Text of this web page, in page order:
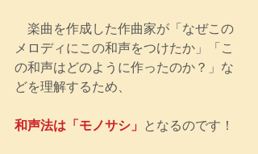
楽曲を作成した作曲家が「なぜこの
メロディにこの和声をつけたか」「こ
の和声はどのように作ったのか？」な
どを理解するため、
和声法は「モノサシ」 となるのです！